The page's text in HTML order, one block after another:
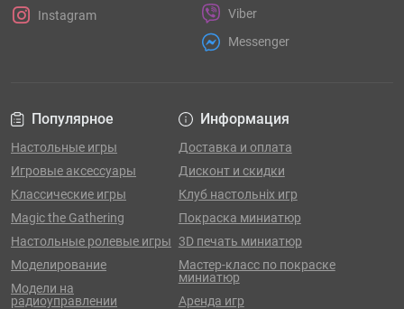
Популярное
Настольные игры
Игровые аксессуары
Классические игры
Magic the Gathering
Настольные ролевые игры
Моделирование
Модели на
радиоуправлении
Информация
Доставка и оплата
Дисконт и скидки
Клуб настольніх игр
Покраска миниатюр
3D печать миниатюр
Мастер-класс по покраске
миниатюр
Аренда игр
Instagram
Viber
Messenger